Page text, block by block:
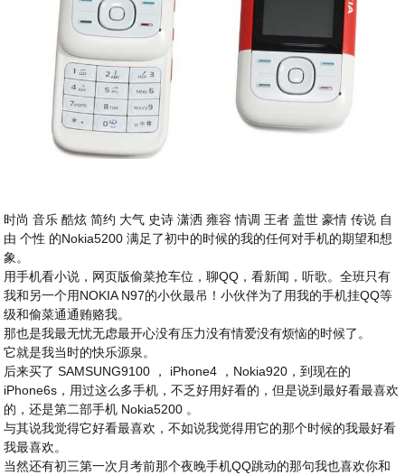
时尚 音乐 酷炫 简约 大气 史诗 潇洒 雍容 情调 王者 盖世 豪情 传说 自
由 个性 的Nokia5200 满足了初中的时候的我的任何对手机的期望和想
象。
用手机看小说，网页版偷菜抢车位，聊QQ，看新闻，听歌。全班只有
我和另一个用NOKIA N97的小伙最吊！小伙伴为了用我的手机挂QQ等
级和偷菜通通贿赂我。
那也是我最无忧无虑最开心没有压力没有情爱没有烦恼的时候了。
它就是我当时的快乐源泉。
后来买了 SAMSUNG9100 ， iPhone4 ，Nokia920，到现在的
iPhone6s，用过这么多手机，不乏好用好看的，但是说到最好看最喜欢
的，还是第二部手机 Nokia5200 。
与其说我觉得它好看最喜欢，不如说我觉得用它的那个时候的我最好看
我最喜欢。
当然还有初三第一次月考前那个夜晚手机QQ跳动的那句我也喜欢你和